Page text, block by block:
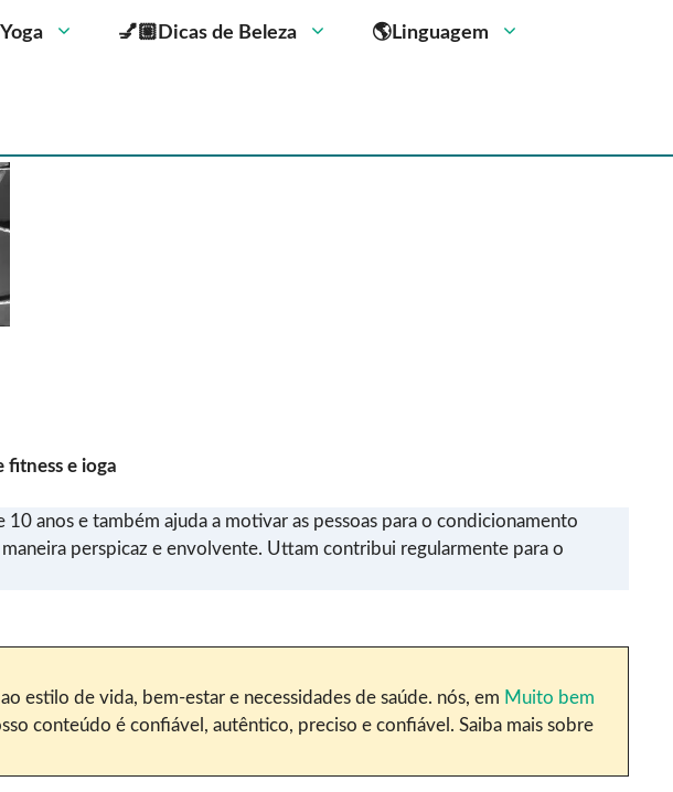
💅🏼Dicas de Beleza 🌎Linguagem
fitness e ioga
anos e também ajuda a motivar as pessoas para o condicionamento
perspicaz e envolvente. Uttam contribui regularmente para o
estilo de vida, bem-estar e necessidades de saúde. nós, em Muito bem
conteúdo é confiável, autêntico, preciso e confiável. Saiba mais sobre